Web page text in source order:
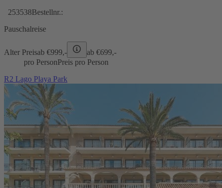
253538Bestellnr.:
Pauschalreise
Alter Preisab €999,- ab €699,-
pro PersonPreis pro Person
R2 Lago Playa Park